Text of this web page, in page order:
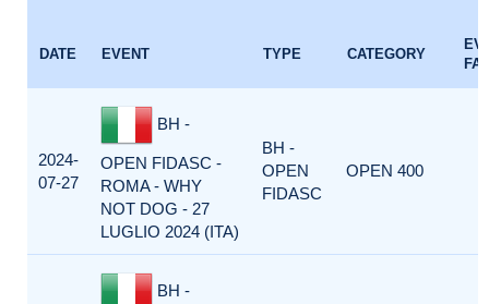
DATE EVENT TYPE CATEGORY
2024-
07-27
BH -
OPEN FIDASC -
ROMA - WHY
NOT DOG - 27
LUGLIO 2024 (ITA)
BH -
OPEN
FIDASC
OPEN 400
BH -